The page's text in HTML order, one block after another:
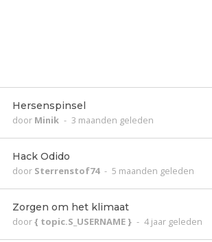
Hersenspinsel
door Minik - 3 maanden geleden
Hack Odido
door Sterrenstof74 - 5 maanden geleden
Zorgen om het klimaat
door{ topic.S_USERNAME } - 4 jaar geleden